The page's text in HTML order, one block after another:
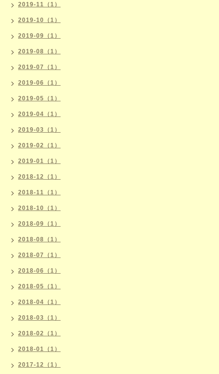
2019-11（1）
2019-10（1）
2019-09（1）
2019-08（1）
2019-07（1）
2019-06（1）
2019-05（1）
2019-04（1）
2019-03（1）
2019-02（1）
2019-01（1）
2018-12（1）
2018-11（1）
2018-10（1）
2018-09（1）
2018-08（1）
2018-07（1）
2018-06（1）
2018-05（1）
2018-04（1）
2018-03（1）
2018-02（1）
2018-01（1）
2017-12（1）